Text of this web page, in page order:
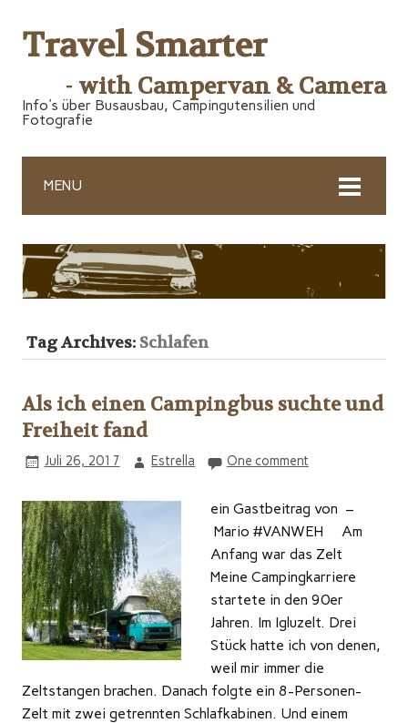
Travel Smarter
- with Campervan & Camera
Info's über Busausbau, Campingutensilien und
Fotografie
MENU
Tag Archives: Schlafen
Als ich einen Campingbus suchte und
Freiheit fand
Juli 26, 2017 Estrella One comment
ein Gastbeitrag von –
Mario #VANWEH Am
Anfang war das Zelt
Meine Campingkarriere
startete in den 90er
Jahren. Im Igluzelt. Drei
Stück hatte ich von denen,
weil mir immer die
Zeltstangen brachen. Danach folgte ein 8-Personen-
Zelt mit zwei getrennten Schlafkabinen. Und einem